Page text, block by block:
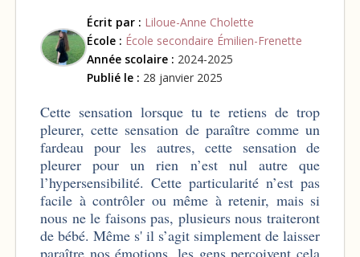
Écrit par : Liloue-Anne Cholette
École : École secondaire Émilien-Frenette
Année scolaire : 2024-2025
Publié le : 28 janvier 2025
Cette sensation lorsque tu te retiens de trop
pleurer, cette sensation de paraître comme un
fardeau pour les autres, cette sensation de
pleurer pour un rien n’est nul autre que
l’hypersensibilité. Cette particularité n’est pas
facile à contrôler ou même à retenir, mais si
nous ne le faisons pas, plusieurs nous traiteront
de bébé. Même s' il s’agit simplement de laisser
paraître nos émotions, les gens perçoivent cela